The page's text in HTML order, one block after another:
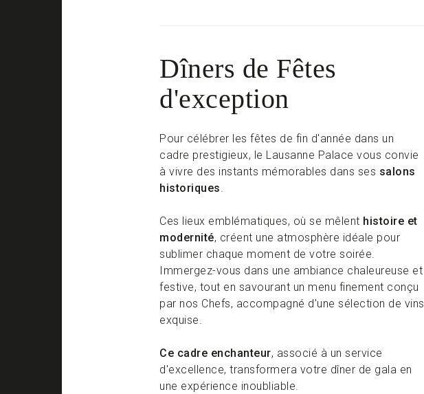
Dîners de Fêtes
d'exception
Pour célébrer les fêtes de fin d'année dans un
cadre prestigieux, le Lausanne Palace vous convie
à vivre des instants mémorables dans ses salons
historiques.
Ces lieux emblématiques, où se mêlent histoire et
modernité, créent une atmosphère idéale pour
sublimer chaque moment de votre soirée.
Immergez-vous dans une ambiance chaleureuse et
festive, tout en savourant un menu finement conçu
par nos Chefs, accompagné d'une sélection de vins
exquise.
Ce cadre enchanteur, associé à un service
d'excellence, transformera votre dîner de gala en
une expérience inoubliable.